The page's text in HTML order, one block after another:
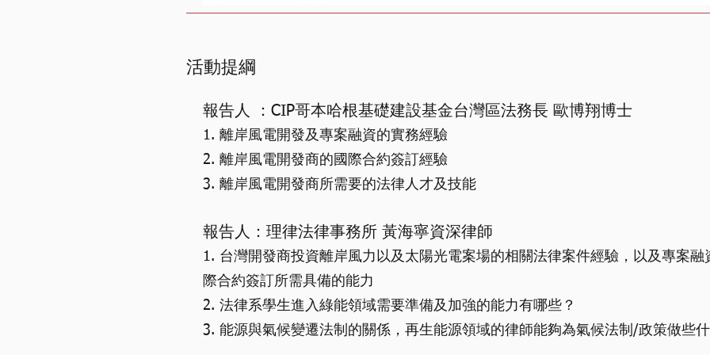
​活動提綱
報告人 ：CIP哥本哈根基礎建設基金台灣區法務長 歐博翔博士
1. 離岸風電開發及專案融資的實務經驗
2. 離岸風電開發商的國際合約簽訂經驗
3. 離岸風電開發商所需要的法律人才及技能
報告人：理律法律事務所 黃海寧資深律師
1. 台灣開發商投資離岸風力以及太陽光電案場的相關法律案件經驗，以及專案融
際合約簽訂所需具備的能力
2. 法律系學生進入綠能領域需要準備及加強的能力有哪些？
3. 能源與氣候變遷法制的關係，再生能源領域的律師能夠為氣候法制/政策做些什